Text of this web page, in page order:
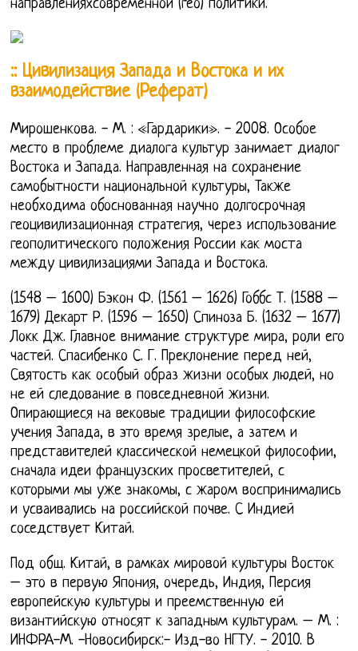
направленияхсовременной (гео) политики.
:: Цивилизация Запада и Востока и их
взаимодействие (Реферат)
Мирошенкова. - М. : «Гардарики». - 2008. Особое
место в проблеме диалога культур занимает диалог
Востока и Запада. Направленная на сохранение
самобытности национальной культуры, Также
необходима обоснованная научно долгосрочная
геоцивилизационная стратегия, через использование
геополитического положения России как моста
между цивилизациями Запада и Востока.
(1548 – 1600) Бэкон Ф. (1561 – 1626) Гоббс Т. (1588 –
1679) Декарт Р. (1596 – 1650) Спиноза Б. (1632 – 1677)
Локк Дж. Главное внимание структуре мира, роли его
частей. Спасибенко С. Г. Преклонение перед ней,
Святость как особый образ жизни особых людей, но
не ей следование в повседневной жизни.
Опирающиеся на вековые традиции философские
учения Запада, в это время зрелые, а затем и
представителей классической немецкой философии,
сначала идеи французских просветителей, с
которыми мы уже знакомы, с жаром воспринимались
и усваивались на российской почве. С Индией
соседствует Китай.
Под общ. Китай, в рамках мировой культуры Восток
– это в первую Япония, очередь, Индия, Персия
европейскую культуры и преемственную ей
византийскую относят к западным культурам. – М. :
ИНФРА-М. -Новосибирск:- Изд-во НГТУ. - 2010. В